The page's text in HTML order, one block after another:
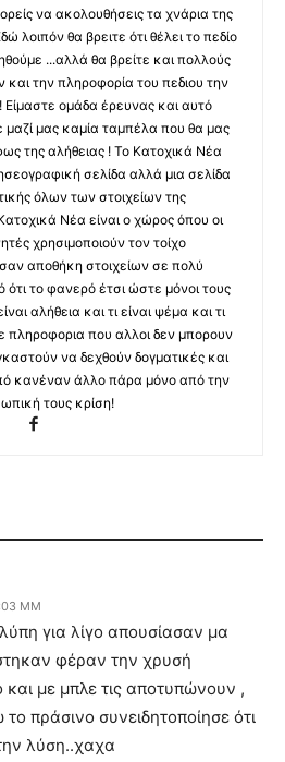
να ακολουθήσεις τα χνάρια της
λοιπόν θα βρειτε ότι θέλει το πεδίο
...αλλά θα βρείτε και πολλούς
την πληροφορία του πεδιου την
ομάδα έρευνας και αυτό
μαζί μας καμία ταμπέλα που θα μας
της αλήθειας ! Το Κατοχικά Νέα
σελίδα αλλά μια σελίδα
όλων των στοιχείων της
Νέα είναι ο χώρος όπου οι
χρησιμοποιούν τον τοίχο
αποθήκη στοιχείων σε πολύ
το φανερό έτσι ώστε μόνοι τους
αλήθεια και τι είναι ψέμα και τι
πληροφορια που αλλοι δεν μπορουν
να δεχθούν δογματικές και
κανέναν άλλο πάρα μόνο από την
τους κρίση!
ΜΜ
για λίγο απουσίασαν μα
φέραν την χρυσή
με μπλε τις αποτυπώνουν ,
πράσινο συνειδητοποίησε ότι
λύση..χαχα